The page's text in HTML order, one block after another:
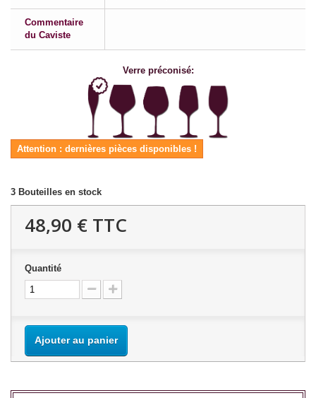
Commentaire
du Caviste
Verre préconisé:
Attention : dernières pièces disponibles !
3 Bouteilles en stock
48,90 € TTC
Quantité
Ajouter au panier